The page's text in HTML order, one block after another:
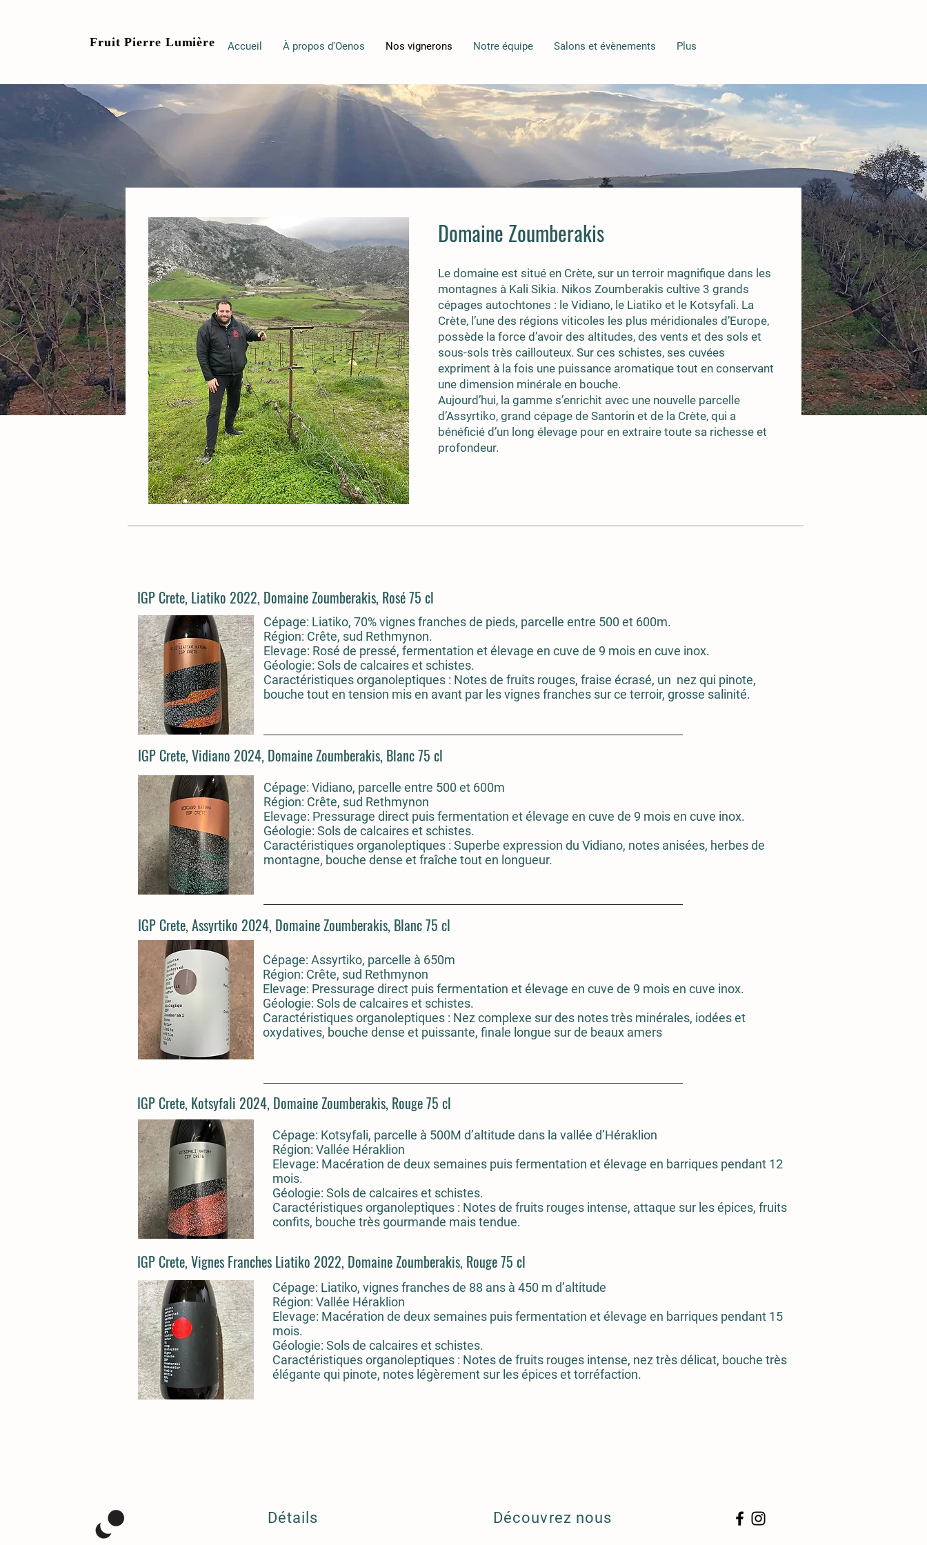
Fruit Pierre Lumière Accueil À propos d'Oenos Nos vignerons Notre équipe Salons et évènements Plus
Domaine Zoumberakis
Le domaine est situé en Crète, sur un terroir magnifique dans les
montagnes à Kali Sikia. Nikos Zoumberakis cultive 3 grands
cépages autochtones : le Vidiano, le Liatiko et le Kotsyfali. La
Crète, l’une des régions viticoles les plus méridionales d’Europe,
possède la force d’avoir des altitudes, des vents et des sols et
sous-sols très caillouteux. Sur ces schistes, ses cuvées
expriment à la fois une puissance aromatique tout en conservant
une dimension minérale en bouche.
Aujourd’hui, la gamme s’enrichit avec une nouvelle parcelle
d’Assyrtiko, grand cépage de Santorin et de la Crète, qui a
bénéficié d’un long élevage pour en extraire toute sa richesse et
profondeur.
IGP Crete, Liatiko 2022, Domaine Zoumberakis, Rosé 75 cl
Cépage: Liatiko, 70% vignes franches de pieds, parcelle entre 500 et 600m.
Région: Crête, sud Rethmynon.
Elevage: Rosé de pressé, fermentation et élevage en cuve de 9 mois en cuve inox.
Géologie: Sols de calcaires et schistes.
Caractéristiques organoleptiques : Notes de fruits rouges, fraise écrasé, un nez qui pinote,
bouche tout en tension mis en avant par les vignes franches sur ce terroir, grosse salinité.
IGP Crete, Vidiano 2024, Domaine Zoumberakis, Blanc 75 cl
Cépage: Vidiano, parcelle entre 500 et 600m
Région: Crête, sud Rethmynon
Elevage: Pressurage direct puis fermentation et élevage en cuve de 9 mois en cuve inox.
Géologie: Sols de calcaires et schistes.
Caractéristiques organoleptiques : Superbe expression du Vidiano, notes anisées, herbes de
montagne, bouche dense et fraîche tout en longueur.
IGP Crete, Assyrtiko 2024, Domaine Zoumberakis, Blanc 75 cl
Cépage: Assyrtiko, parcelle à 650m
Région: Crête, sud Rethmynon
Elevage: Pressurage direct puis fermentation et élevage en cuve de 9 mois en cuve inox.
Géologie: Sols de calcaires et schistes.
Caractéristiques organoleptiques : Nez complexe sur des notes très minérales, iodées et
oxydatives, bouche dense et puissante, finale longue sur de beaux amers
IGP Crete, Kotsyfali 2024, Domaine Zoumberakis, Rouge 75 cl
Cépage: Kotsyfali, parcelle à 500M d’altitude dans la vallée d’Héraklion
Région: Vallée Héraklion
Elevage: Macération de deux semaines puis fermentation et élevage en barriques pendant 12
mois.
Géologie: Sols de calcaires et schistes.
Caractéristiques organoleptiques : Notes de fruits rouges intense, attaque sur les épices, fruits
confits, bouche très gourmande mais tendue.
IGP Crete, Vignes Franches Liatiko 2022, Domaine Zoumberakis, Rouge 75 cl
Cépage: Liatiko, vignes franches de 88 ans à 450 m d’altitude
Région: Vallée Héraklion
Elevage: Macération de deux semaines puis fermentation et élevage en barriques pendant 15
mois.
Géologie: Sols de calcaires et schistes.
Caractéristiques organoleptiques : Notes de fruits rouges intense, nez très délicat, bouche très
élégante qui pinote, notes légèrement sur les épices et torréfaction.
Détails Découvrez nous